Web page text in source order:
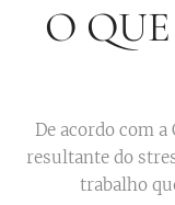
O QUE
De acordo com
resultante do
trabalho